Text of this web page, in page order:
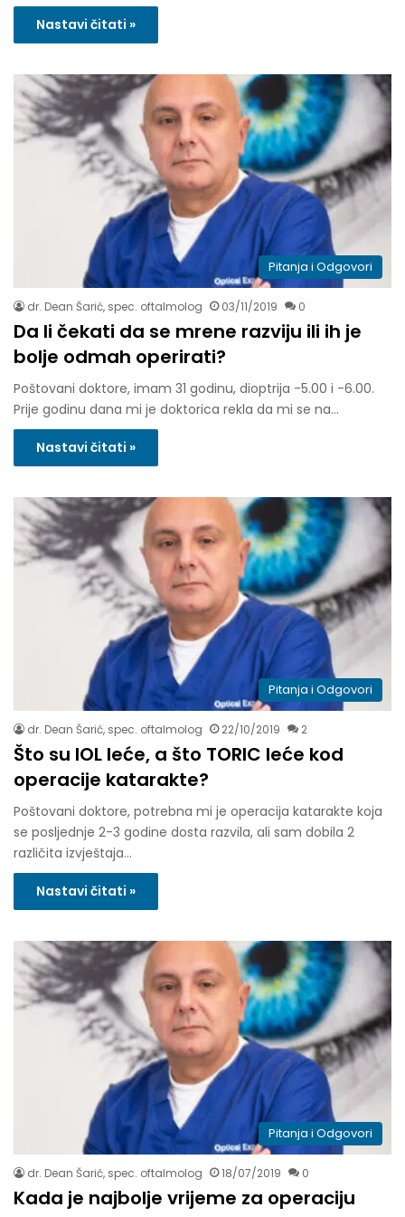
Nastavi čitati »
Pitanja i Odgovori
dr. Dean Šarić, spec. oftalmolog 03/11/2019 0
Da li čekati da se mrene razviju ili ih je
bolje odmah operirati?
Poštovani doktore, imam 31 godinu, dioptrija -5.00 i -6.00.
Prije godinu dana mi je doktorica rekla da mi se na…
Nastavi čitati »
Pitanja i Odgovori
dr. Dean Šarić, spec. oftalmolog 22/10/2019 2
Što su IOL leće, a što TORIC leće kod
operacije katarakte?
Poštovani doktore, potrebna mi je operacija katarakte koja
se posljednje 2-3 godine dosta razvila, ali sam dobila 2
različita izvještaja…
Nastavi čitati »
Pitanja i Odgovori
dr. Dean Šarić, spec. oftalmolog 18/07/2019 0
Kada je najbolje vrijeme za operaciju